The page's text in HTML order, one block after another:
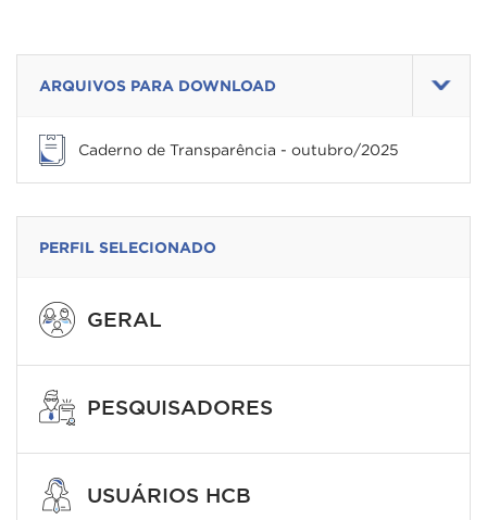
ARQUIVOS PARA DOWNLOAD
Caderno de Transparência - outubro/2025
PERFIL SELECIONADO
GERAL
PESQUISADORES
USUÁRIOS HCB